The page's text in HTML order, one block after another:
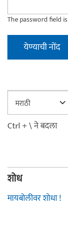
The password field
Ctrl + \ ने बदला
शोध
मायबोलीवर शोधा !